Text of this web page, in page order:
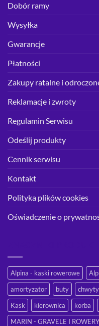
Dobór ramy
Wysyłka
Gwarancje
Płatności
Zakupy ratalne i
Reklamacje i zwroty
Regulamin Serwisu
Odeślij produkty
Cennik serwisu
Kontakt
Polityka plików cookies
Oświadczenie o
Alpina - kaski rowerowe
amortyzator
buty chwyty
Kask
kierownica korba
MARIN - GRAVELE I